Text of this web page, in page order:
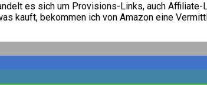
es sich um Provisions-Links, auch
kauft, bekommen ich von Amazon eine